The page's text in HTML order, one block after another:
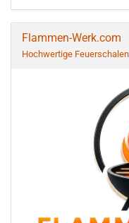
Flammen-Werk.com
Hochwertige